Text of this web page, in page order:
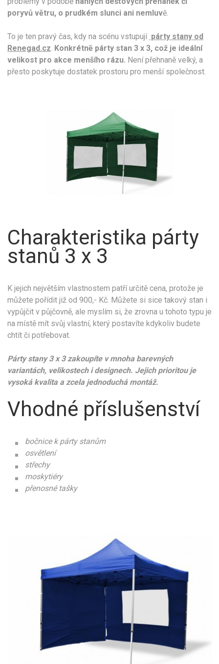
poryvů větru, o prudkém slunci ani nemluvě.
To je ten pravý čas, kdy na scénu vstupují párty stany od
Renegad.cz. Konkrétně párty stan 3 x 3, což je ideální
velikost pro akce menšího rázu. Není přehnaně velký, a
přesto poskytuje dostatek prostoru pro menší společnost.
Charakteristika párty
stanů 3 x 3
K jejich největším vlastnostem patří určitě cena, protože je
můžete pořídit již od 900,- Kč. Můžete si sice takový stan i
vypůjčit v půjčovně, ale myslím si, že zrovna u tohoto typu je
na místě mít svůj vlastní, který postavíte kdykoliv budete
chtít či potřebovat.
Párty stany 3 x 3 zakoupíte v mnoha barevných
variantách, velikostech i designech. Jejich prioritou je
vysoká kvalita a zcela jednoduchá montáž.
Vhodné příslušenství
bočnice k párty stanům
osvětlení
střechy
moskytiéry
přenosné tašky